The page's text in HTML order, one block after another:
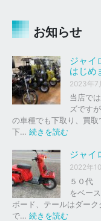
お知らせ
ジャイ
はじめ
2023年7
当店で
ズです
の車種でも下取り、買
下… 続きを読む
ャ
イ
ロ
以
外
の
ジャイ
2022年
５０代
をベー
ボード、テールはダー
で… 続きを読む